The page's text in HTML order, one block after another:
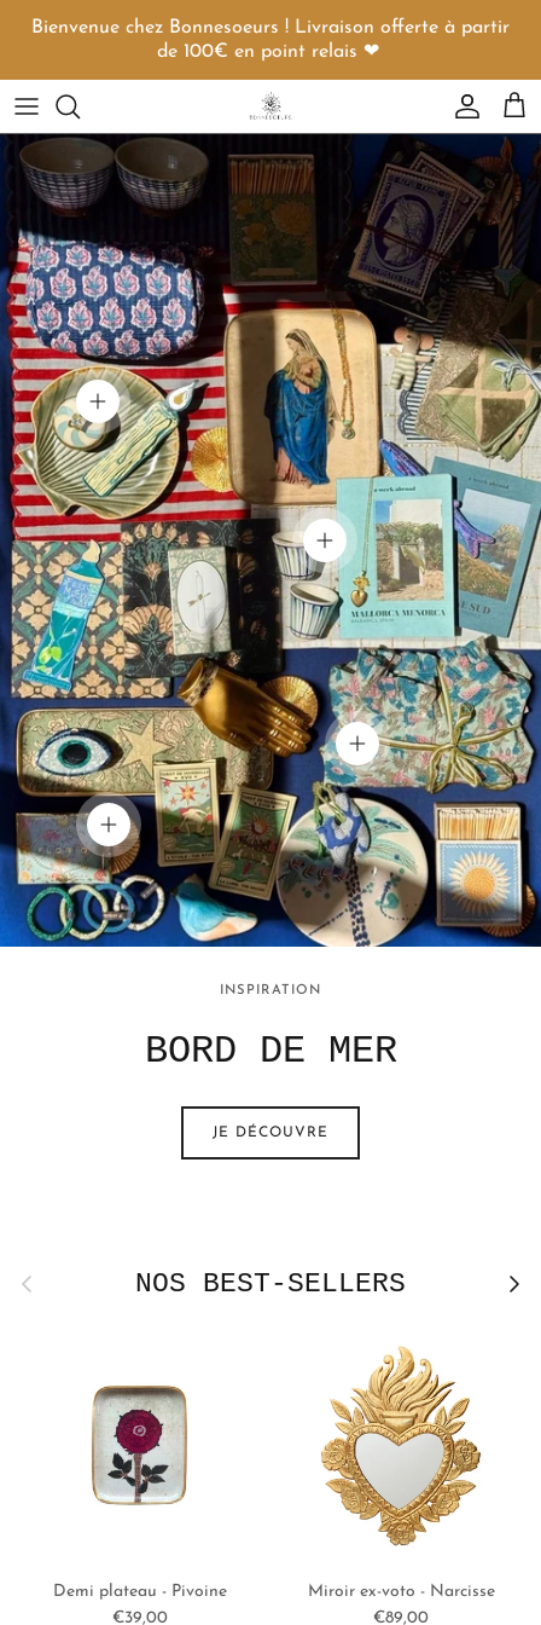
Bienvenue chez Bonnesoeurs ! Livraison offerte à partir
de 100€ en point relais ❤︎
Compte
INSPIRATION
BORD DE MER
JE DÉCOUVRE
Voir les détails
Voir les détails
Voir les détails
Voir les détails
Précédent NOS BEST-SELLERS
Demi plateau - Pivoine
Prix habituel
€39,00
Miroir ex-voto - Narcisse
Prix habituel
€89,00